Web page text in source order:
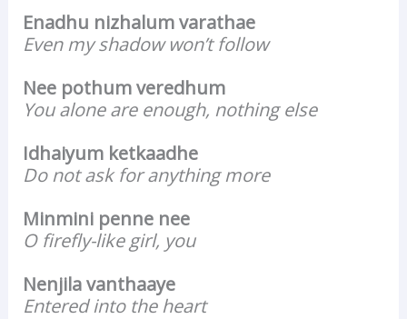
Enadhu nizhalum varathae
Even my shadow won’t follow
Nee pothum veredhum
You alone are enough, nothing else
Idhaiyum ketkaadhe
Do not ask for anything more
Minmini penne nee
O firefly-like girl, you
Nenjila vanthaaye
Entered into the heart